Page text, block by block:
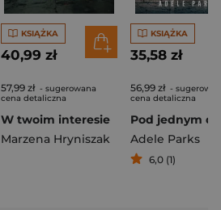
KSIĄŻKA
40,99 zł
57,99 zł - sugerowana
cena detaliczna
W twoim interesie
Marzena Hryniszak
KSIĄŻKA
35,58 zł
56,99 zł -
cena detaliczna
Adele Parks
6,0 (1)